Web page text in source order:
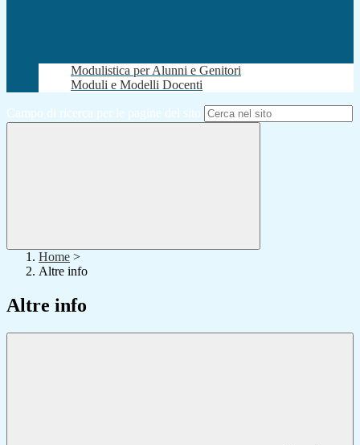
Modulistica per Alunni e Genitori
Moduli e Modelli Docenti
Campo di ricerca per le pagine del sito
Home >
Altre info
Altre info